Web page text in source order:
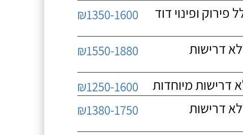
כולל פירוק ופינוי דוד
₪1350-1600
ללא דרישות
₪1550-1880
₪1250-1600
ללא דרישות
₪1380-1750